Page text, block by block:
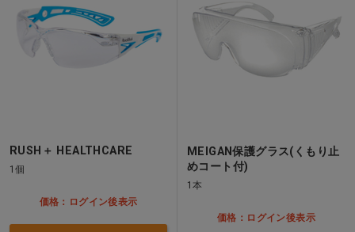
RUSH＋ HEALTHCARE
1個
価格：ログイン後表示
MEIGAN保護グラス(くもり止
めコート付)
1本
価格：ログイン後表示